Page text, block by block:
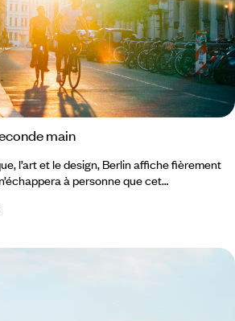
main
l’art et le design, Berlin affiche fièrement
à personne que cet
les Berlinois semblent avoir le secret,
luxueux ou bon marché, chic, punk voire